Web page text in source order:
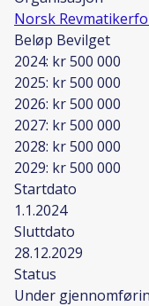
Norsk
Beløp Bevilget
2024: kr 500 000
2025: kr 500 000
2026: kr 500 000
2027: kr 500 000
2028: kr 500 000
2029: kr 500 000
Startdato
1.1.2024
Sluttdato
28.12.2029
Status
Under